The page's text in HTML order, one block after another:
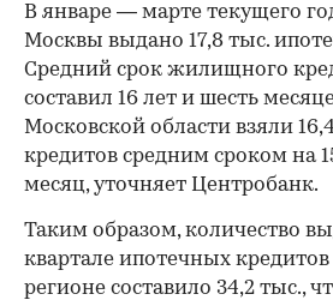
В январе — марте текущего
Москвы выдано 17,8 тыс.
Средний срок жилищного
составил 16 лет и шесть
Московской области взяли
кредитов средним сроком на
месяц, уточняет Центробанк.
Таким образом, количество
квартале ипотечных
регионе составило 34,2 тыс.,